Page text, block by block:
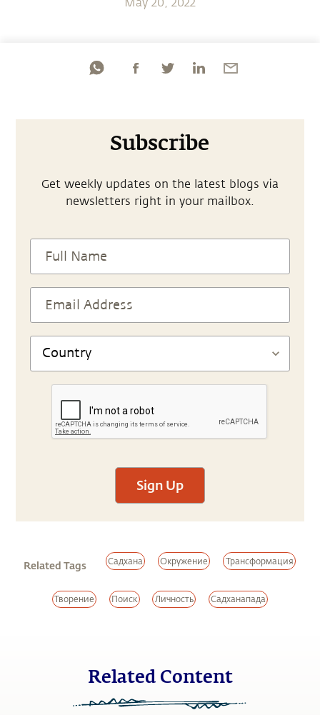
May 20, 2022
Subscribe
Get weekly updates on the latest blogs via
newsletters right in your mailbox.
Sign Up
Related Tags Садхана Окружение Трансформация
Творение Поиск Личность Садханапада
Related Content